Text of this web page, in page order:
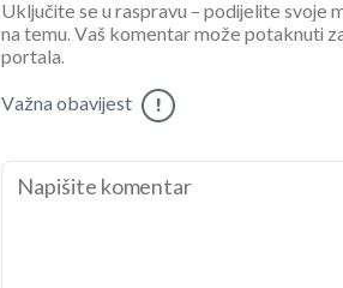
Uključite se u raspravu – podijelite svoje
na temu. Vaš komentar može potaknuti
portala.
Važna obavijest !